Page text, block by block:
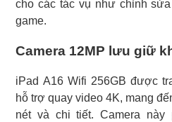
cho các tác vụ như chỉnh
game.
Camera 12MP lưu giữ
iPad A16 Wifi 256GB được
hỗ trợ quay video 4K, mang
nét và chi tiết. Camera